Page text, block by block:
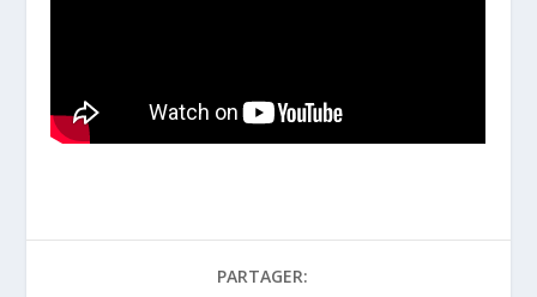
PARTAGER: